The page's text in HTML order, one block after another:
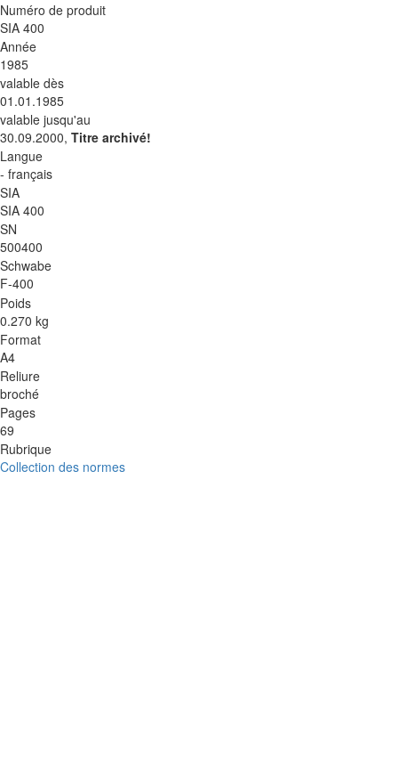
Numéro de produit
SIA 400
Année
1985
valable dès
01.01.1985
valable jusqu'au
30.09.2000, Titre archivé!
Langue
- français
SIA
SIA 400
SN
500400
Schwabe
F-400
Poids
0.270 kg
Format
A4
Reliure
broché
Pages
69
Rubrique
Collection des normes